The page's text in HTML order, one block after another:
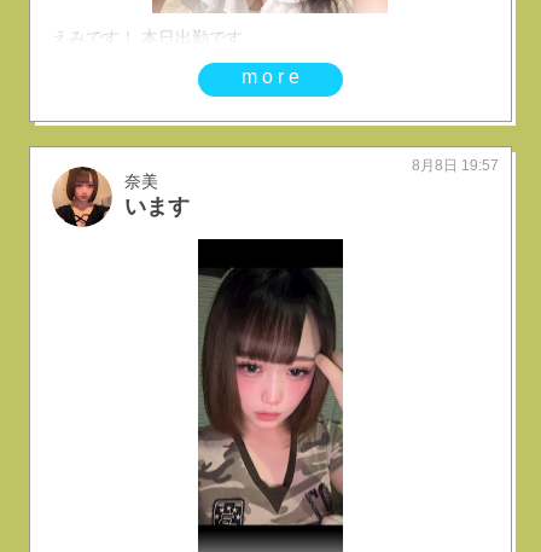
えみです！ 本日出勤です
more
奈美
います
8月8日 19:57